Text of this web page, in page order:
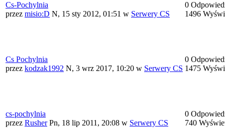
Cs-Pochylnia
przez misio:D N, 15 sty 2012, 01:51 w Serwery CS
0
1496
Cs Pochylnia
przez kodzak1992 N, 3 wrz 2017, 10:20 w Serwery CS
0
1475
cs-pochylnia
przez Rusher Pn, 18 lip 2011, 20:08 w Serwery CS
0
740